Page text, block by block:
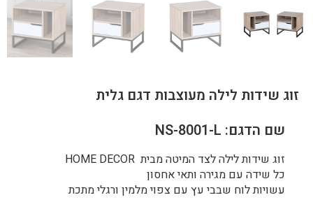
זוג שידות לילה מעוצבות דגם גלית
שם הדגם: NS-8001-L
זוג שידות לילה לצד המיטה מבית HOME DECOR
כל שידה עם מגירה ותאי אחסון
עשויות לוח שבבי עץ עם צפוי מלמין ורגלי מתכת